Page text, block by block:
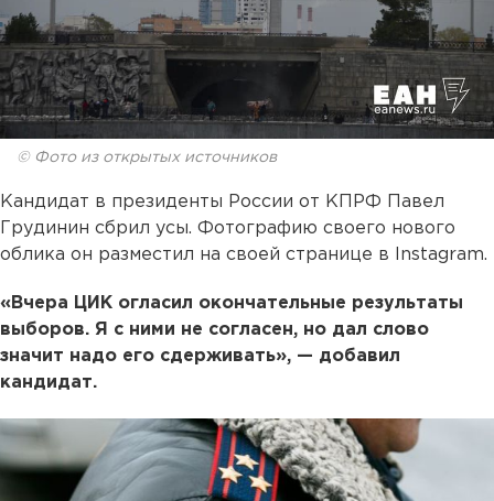
© Фото из открытых источников
Кандидат в президенты России от КПРФ Павел
Грудинин сбрил усы. Фотографию своего нового
облика он разместил на своей странице в Instagram.
«Вчера ЦИК огласил окончательные результаты
выборов. Я с ними не согласен, но дал слово
значит надо его сдерживать», — добавил
кандидат.